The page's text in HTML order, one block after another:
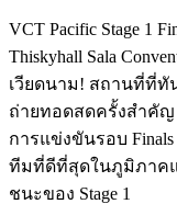
VCT Pacific Stage 1
Thiskyhall Sala
เวียดนาม! สถานที่ที่ทั
ถ่ายทอดสดครั้งสำคั
การแข่งขันรอบ
ทีมที่ดีที่สุดในภูมิภาค
ชนะของ Stage 1